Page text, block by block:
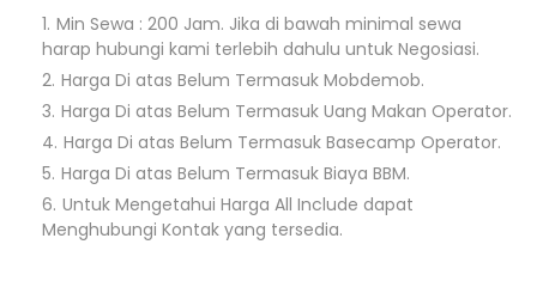
Min Sewa : 200 Jam. Jika di bawah minimal sewa
harap hubungi kami terlebih dahulu untuk Negosiasi.
Harga Di atas Belum Termasuk Mobdemob.
Harga Di atas Belum Termasuk Uang Makan Operator.
Harga Di atas Belum Termasuk Basecamp Operator.
Harga Di atas Belum Termasuk Biaya BBM.
Untuk Mengetahui Harga All Include dapat
Menghubungi Kontak yang tersedia.